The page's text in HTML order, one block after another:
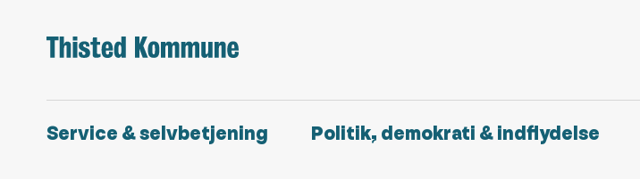
Service & selvbetjening Politik, demokrati & indflydelse